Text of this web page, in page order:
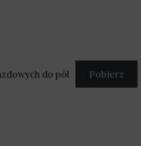
do pól Pobierz